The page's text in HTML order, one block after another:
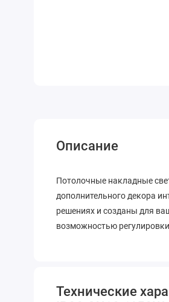
Описание
Потолочные накладные
дополнительного декора
решениях и созданы для
возможностью
Технические